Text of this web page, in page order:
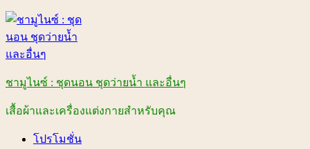
Skip
content
ชามูไนซ์ : ชุดนอน ชุดว่ายน้ำ และอื่นๆ
เสื้อผ้าและเครื่องแต่งกายสำหรับคุณ
โปรโมชั่น